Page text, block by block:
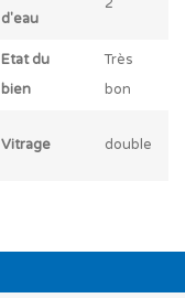
d'eau
Etat du
bien
Très
bon
Vitrage double